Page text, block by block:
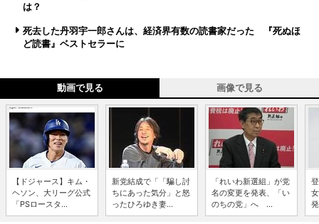
は？
死去した丹羽宇一郎さんは、経済界有数の読書家だった 『死ぬほ
ど読書』ベストセラーに
動画で見る 画像で見る
【ドジャース】キム・
ヘソン、大リーグ公式
「PSロースタ...
新党結成で「「騙し討
ちにあった気分」と怒
ったひろゆき妻...
「れいわ新選組」が党
名の変更を発表、「い
のちの党」へ ...